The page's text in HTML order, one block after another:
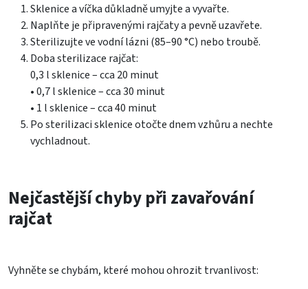
Sklenice a víčka důkladně umyjte a vyvařte.
Naplňte je připravenými rajčaty a pevně uzavřete.
Sterilizujte ve vodní lázni (85–90 °C) nebo troubě.
Doba sterilizace rajčat:
0,3 l sklenice – cca 20 minut
• 0,7 l sklenice – cca 30 minut
• 1 l sklenice – cca 40 minut
Po sterilizaci sklenice otočte dnem vzhůru a nechte
vychladnout.
Nejčastější chyby při zavařování
rajčat
Vyhněte se chybám, které mohou ohrozit trvanlivost: